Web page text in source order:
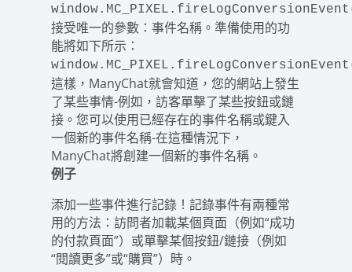
接受唯一的參數：事件名稱。準備使用的功
能將如下所示：
這樣，ManyChat就會知道，您的網站上發生
了某些事情-例如，訪客單擊了某些按鈕或鏈
接。您可以使用已經存在的事件名稱或鍵入
一個新的事件名稱-在這種情況下，
ManyChat將創建一個新的事件名稱。
例子
添加一些事件進行記錄！記錄事件有兩種常
用的方法：訪問者加載某個頁面（例如“成功
的付款頁面”）或單擊某個按鈕/鏈接（例如
“閱讀更多”或“購買”）時。